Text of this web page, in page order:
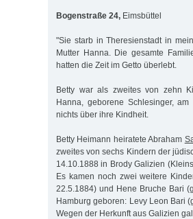
Bogenstraße 24, Eimsbüttel
"Sie starb in Theresienstadt in
Mutter Hanna. Die gesamte
hatten die Zeit im Getto überlebt.
Betty war als zweites von zehn
Hanna, geborene Schlesinger,
nichts über ihre Kindheit.
Betty Heimann heiratete Abraham
zweites von sechs Kindern der
14.10.1888 in Brody Galizien
Es kamen noch zwei weitere
22.5.1884) und Hene Bruche Bari
Hamburg geboren: Levy Leon Bari
Wegen der Herkunft aus Galizien